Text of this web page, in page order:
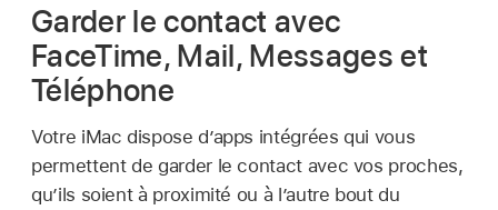
Garder le contact avec
FaceTime, Mail, Messages et
Téléphone
Votre iMac dispose d’apps intégrées qui vous
permettent de garder le contact avec vos proches,
qu’ils soient à proximité ou à l’autre bout du